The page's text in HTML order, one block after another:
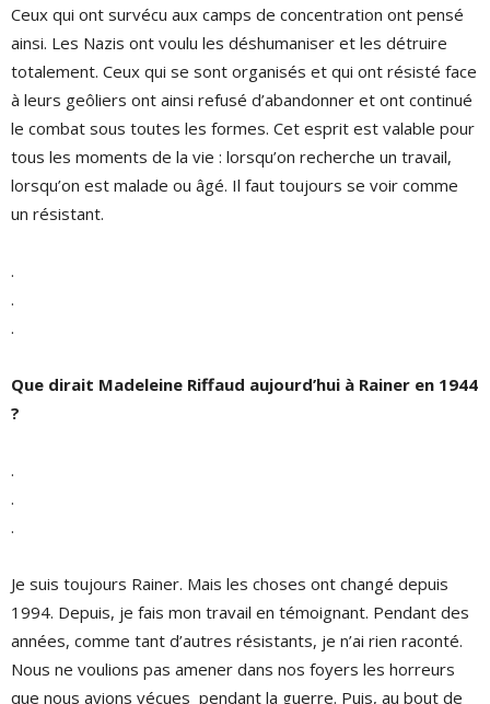
Ceux qui ont survécu aux camps de concentration ont pensé
ainsi. Les Nazis ont voulu les déshumaniser et les détruire
totalement. Ceux qui se sont organisés et qui ont résisté face
à leurs geôliers ont ainsi refusé d’abandonner et ont continué
le combat sous toutes les formes. Cet esprit est valable pour
tous les moments de la vie : lorsqu’on recherche un travail,
lorsqu’on est malade ou âgé. Il faut toujours se voir comme
un résistant.
.
.
.
Que dirait Madeleine Riffaud aujourd’hui à Rainer en 1944
?
.
.
.
Je suis toujours Rainer. Mais les choses ont changé depuis
1994. Depuis, je fais mon travail en témoignant. Pendant des
années, comme tant d’autres résistants, je n’ai rien raconté.
Nous ne voulions pas amener dans nos foyers les horreurs
que nous avions vécues pendant la guerre. Puis, au bout de